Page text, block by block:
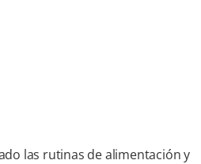
las rutinas de alimentación y